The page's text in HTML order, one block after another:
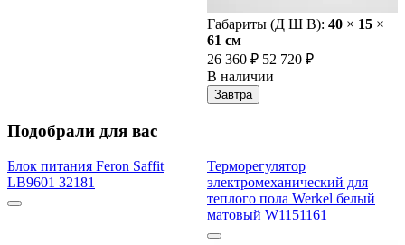
Габариты (Д Ш В): 40 × 15 ×
61 cм
26 360 ₽ 52 720 ₽
В наличии
Завтра
Подобрали для вас
Блок питания Feron Saffit
LB9601 32181
Терморегулятор
электромеханический для
теплого пола Werkel белый
матовый W1151161